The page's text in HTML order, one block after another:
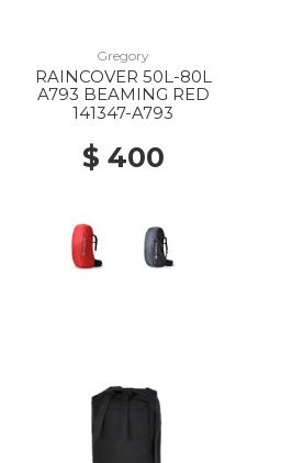
Gregory
RAINCOVER 50L-80L
A793 BEAMING RED
141347-A793
$ 400